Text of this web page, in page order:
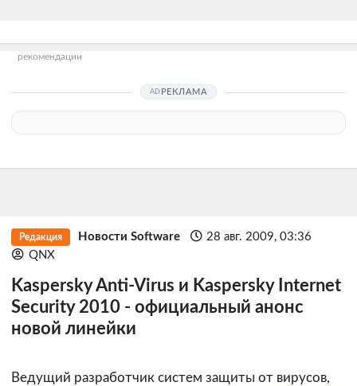
рекомендации
РЕКЛАМА
Редакция Новости Software
28 авг. 2009, 03:36
QNX
Kaspersky Anti-Virus и Kaspersky Internet
Security 2010 - официальный анонс
новой линейки
Ведущий разработчик систем защиты от вирусов,